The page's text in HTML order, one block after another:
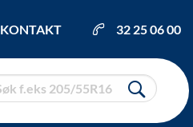
KONTAKT 32 25 06 00